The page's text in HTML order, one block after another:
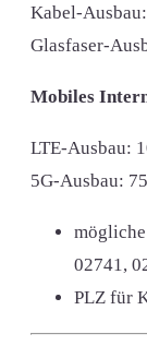
Kabel-
Glasfaser-
Mobiles
LTE-Ausbau:
5G-Ausbau:
02741,
PLZ für